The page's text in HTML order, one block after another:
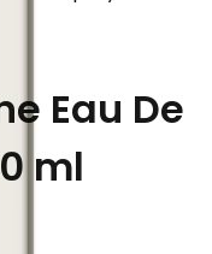
Eau De
ml